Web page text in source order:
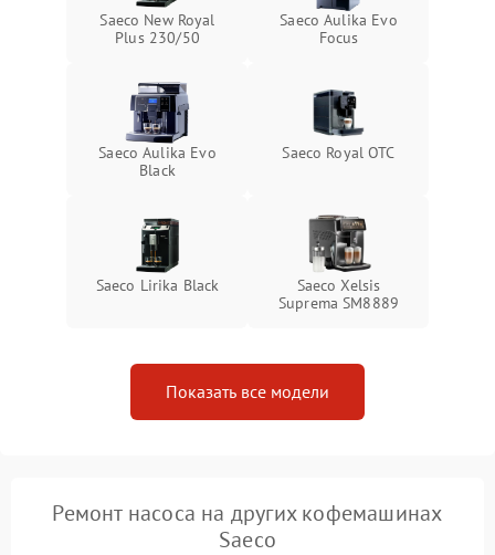
Saeco New Royal
Plus 230/50
Saeco Aulika Evo
Focus
Saeco Aulika Evo
Black
Saeco Royal OTC
Saeco Lirika Black
Saeco Xelsis
Suprema SM8889
Показать все модели
Ремонт насоса на других кофемашинах
Saeco